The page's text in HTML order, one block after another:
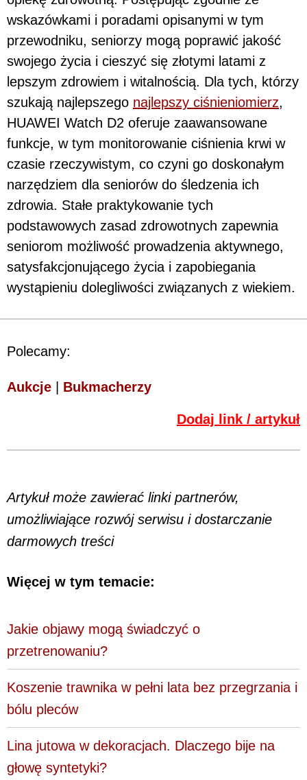
wskazówkami i poradami opisanymi w tym
przewodniku, seniorzy mogą poprawić jakość
swojego życia i cieszyć się złotymi latami z
lepszym zdrowiem i witalnością. Dla tych, którzy
szukają najlepszego najlepszy ciśnieniomierz,
HUAWEI Watch D2 oferuje zaawansowane
funkcje, w tym monitorowanie ciśnienia krwi w
czasie rzeczywistym, co czyni go doskonałym
narzędziem dla seniorów do śledzenia ich
zdrowia. Stałe praktykowanie tych
podstawowych zasad zdrowotnych zapewnia
seniorom możliwość prowadzenia aktywnego,
satysfakcjonującego życia i zapobiegania
wystąpieniu dolegliwości związanych z wiekiem.
Polecamy:
Aukcje Bukmacherzy
Dodaj link / artykuł
Artykuł może zawierać linki partnerów,
umożliwiające rozwój serwisu i dostarczanie
darmowych treści
Więcej w tym temacie:
Jakie objawy mogą świadczyć o
przetrenowaniu?
Koszenie trawnika w pełni lata bez przegrzania i
bólu pleców
Lina jutowa w dekoracjach. Dlaczego bije na
głowę syntetyki?